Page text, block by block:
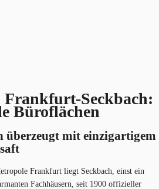
Seckbach:
Büroflächen
überzeugt mit ​​einzigartigem
Frankfurt liegt Seckbach, einst ein
Fachhäusern, seit 1900 offizieller